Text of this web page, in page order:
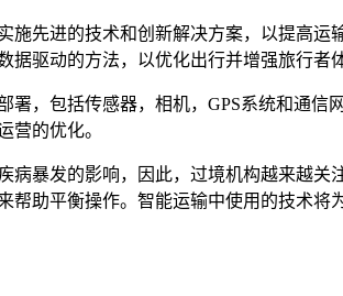
施先进的技术和创新解决方案，以提高
据驱动的方法，以优化出行并增强旅行者
署，包括传感器，相机，GPS系统和通
营的优化。
病暴发的影响，因此，过境机构越来越
帮助平衡操作。智能运输中使用的技术